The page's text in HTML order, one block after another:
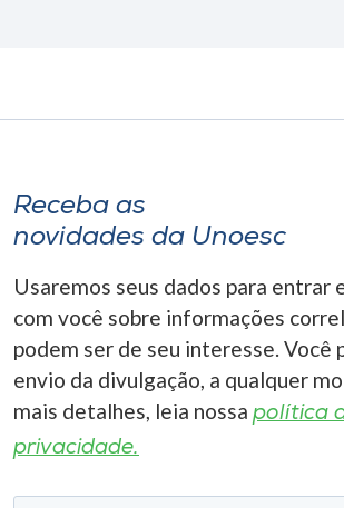
Receba as
novidades da Unoesc
Usaremos seus dados para entrar
com você sobre informações
podem ser de seu interesse. Você
envio da divulgação, a qualquer
mais detalhes, leia nossa política
privacidade.